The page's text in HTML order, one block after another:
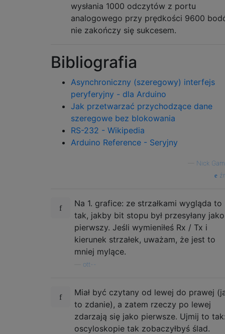
wysłania 1000 odczytów z portu
analogowego przy prędkości 9600
nie zakończy się sukcesem.
Bibliografia
Asynchroniczny (szeregowy) interfejs
peryferyjny - dla Arduino
Jak przetwarzać przychodzące dane
szeregowe bez blokowania
RS-232 - Wikipedia
Arduino Reference - Seryjny
Nick
Na 1. grafice: ze strzałkami wygląda to
tak, jakby bit stopu był przesyłany jako
pierwszy. Jeśli wymieniłeś Rx / Tx i
kierunek strzałek, uważam, że jest to
mniej mylące.
ott--
Miał być czytany od lewej do prawej
to zdanie), a zatem rzeczy po lewej
zdarzają się jako pierwsze. Ujmij to
oscyloskopie tak zobaczyłbyś ślad.